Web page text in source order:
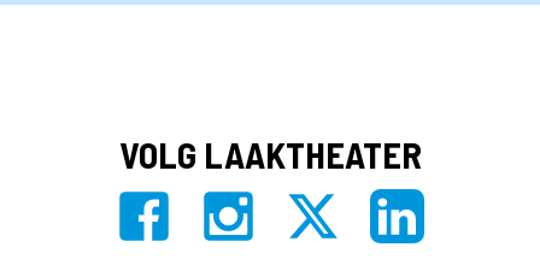
VOLG LAAKTHEATER